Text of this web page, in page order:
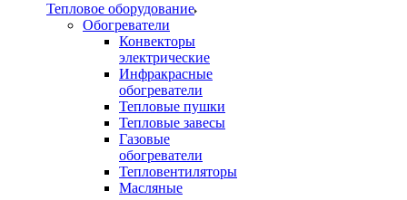
Тепловое оборудование
Обогреватели
Конвекторы
электрические
Инфракрасные
обогреватели
Тепловые пушки
Тепловые завесы
Газовые
обогреватели
Тепловентиляторы
Масляные